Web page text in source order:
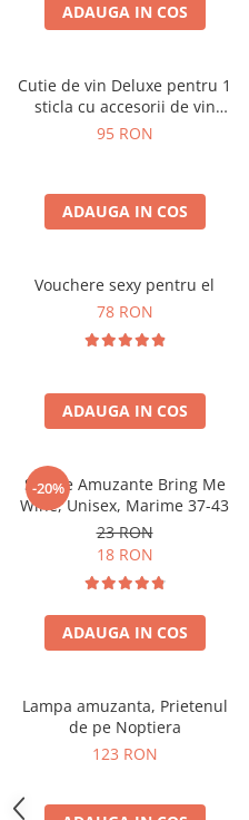
ADAUGA IN COS
Cutie de vin Deluxe pentru 1
sticla cu accesorii de vin
incluse interior oranj
95 RON
ADAUGA IN COS
Vouchere sexy pentru el
78 RON
ADAUGA IN COS
-20%
Sosete Amuzante Bring Me
Wine, Unisex, Marime 37-43
23 RON
18 RON
ADAUGA IN COS
Lampa amuzanta, Prietenul
de pe Noptiera
123 RON